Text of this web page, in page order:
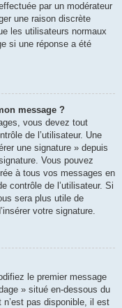
par un modérateur
une raison discrète
les utilisateurs normaux
si une réponse a été
message ?
vous devez tout
de l’utilisateur. Une
une signature » depuis
Vous pouvez
à tous vos messages en
contrôle de l’utilisateur. Si
sera plus utile de
votre signature.
le premier message
» situé en-dessous du
pas disponible, il est